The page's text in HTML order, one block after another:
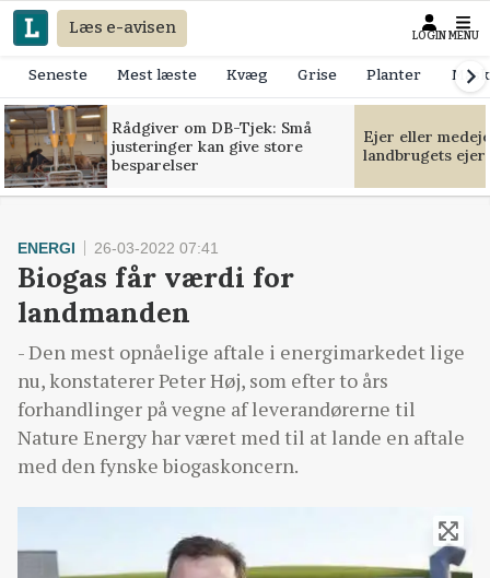
Læs e-avisen LOGIN MENU
Seneste Mest læste Kvæg Grise Planter
Rådgiver om DB-Tjek: Små
justeringer kan give store
besparelser
Ejer eller
landbrugets
ENERGI 26-03-2022 07:41
Biogas får værdi for
landmanden
- Den mest opnåelige aftale i energimarkedet lige
nu, konstaterer Peter Høj, som efter to års
forhandlinger på vegne af leverandørerne til
Nature Energy har været med til at lande en aftale
med den fynske biogaskoncern.